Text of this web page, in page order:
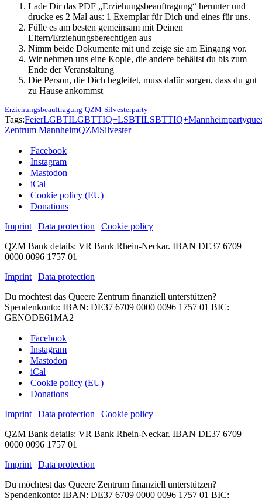
Lade Dir das PDF „Erziehungsbeauftragung“ herunter und
drucke es 2 Mal aus: 1 Exemplar für Dich und eines für uns.
Fülle es am besten gemeinsam mit Deinen
Eltern/Erziehungsberechtigen aus
Nimm beide Dokumente mit und zeige sie am Eingang vor.
Wir nehmen uns eine Kopie, die andere behältst du bis zum
Ende der Veranstaltung
Die Person, die Dich begleitet, muss dafür sorgen, dass du gut
zu Hause ankommst
Erziehungsbeauftragung-QZM-Silvesterparty
Tags:FeierLGBTILGBTTIQ+LSBTILSBTTIQ+Mannheimparty
Zentrum MannheimQZMSilvester
Facebook
Instagram
Mastodon
iCal
Cookie policy (EU)
Donations
Imprint | Data protection | Cookie policy
QZM Bank details: VR Bank Rhein-Neckar. IBAN DE37 6709
0000 0096 1757 01
Imprint | Data protection
Du möchtest das Queere Zentrum finanziell unterstützen?
Spendenkonto: IBAN: DE37 6709 0000 0096 1757 01 BIC:
GENODE61MA2
Facebook
Instagram
Mastodon
iCal
Cookie policy (EU)
Donations
Imprint | Data protection | Cookie policy
QZM Bank details: VR Bank Rhein-Neckar. IBAN DE37 6709
0000 0096 1757 01
Imprint | Data protection
Du möchtest das Queere Zentrum finanziell unterstützen?
Spendenkonto: IBAN: DE37 6709 0000 0096 1757 01 BIC: